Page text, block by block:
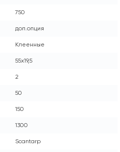
750
доп.опция
Клеенные
55x19,5
2
50
150
1300
Scantarp